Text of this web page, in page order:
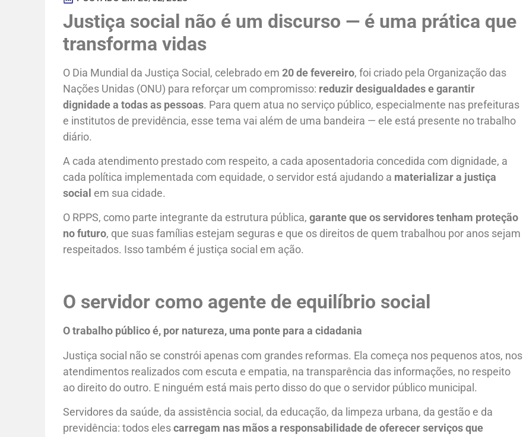
Justiça social não é um discurso — é uma prática que
transforma vidas
O Dia Mundial da Justiça Social, celebrado em20 de fevereiro, foi criado pela Organização das
Nações Unidas (ONU) para reforçar um compromisso: reduzir desigualdades e garantir
dignidade a todas as pessoas. Para quem atua no serviço público, especialmente nas prefeituras
e institutos de previdência, esse tema vai além de uma bandeira — ele está presente no trabalho
diário.
A cada atendimento prestado com respeito, a cada aposentadoria concedida com dignidade, a
cada política implementada com equidade, o servidor está ajudando a materializar a justiça
social em sua cidade.
O RPPS, como parte integrante da estrutura pública,garante que os servidores tenham proteção
no futuro, que suas famílias estejam seguras e que os direitos de quem trabalhou por anos sejam
respeitados. Isso também é justiça social em ação.
O servidor como agente de equilíbrio social
O trabalho público é, por natureza, uma ponte para a cidadania
Justiça social não se constrói apenas com grandes reformas. Ela começa nos pequenos atos, nos
atendimentos realizados com escuta e empatia, na transparência das informações, no respeito
ao direito do outro. E ninguém está mais perto disso do que o servidor público municipal.
Servidores da saúde, da assistência social, da educação, da limpeza urbana, da gestão e da
previdência: todos elescarregam nas mãos a responsabilidade de oferecer serviços que